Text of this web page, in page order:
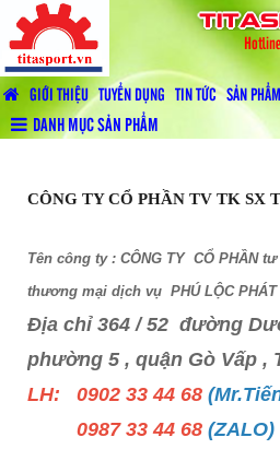
GIỚI THIỆU TUYỂN DỤNG TIN TỨC SẢN PHẨM
DANH MỤC SẢN PHẨM
CÔNG TY CỔ PHẦN TV TK SX
Tên công ty : CÔNG TY CỔ PHẦN
thương mại dịch vụ PHÚ LỘC PHÁT
Địa chỉ 364 / 52 đường
phường 5 , quận Gò Vấp ,
LH: 0902 33 44 68
0987 33 44 68 (ZALO)